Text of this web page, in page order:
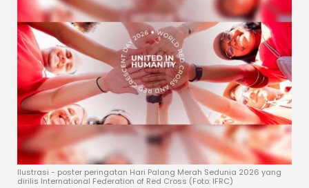
Ilustrasi - poster peringatan Hari Palang Merah Sedunia 2026 yang
dirilis International Federation of Red Cross (Foto: IFRC)